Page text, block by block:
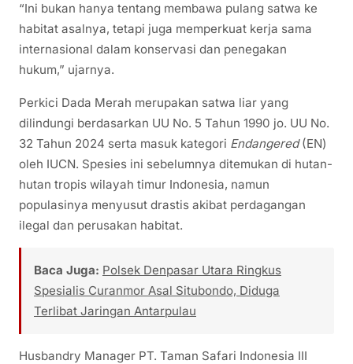
“Ini bukan hanya tentang membawa pulang satwa ke
habitat asalnya, tetapi juga memperkuat kerja sama
internasional dalam konservasi dan penegakan
hukum,” ujarnya.
Perkici Dada Merah merupakan satwa liar yang
dilindungi berdasarkan UU No. 5 Tahun 1990 jo. UU No.
32 Tahun 2024 serta masuk kategori Endangered(EN)
oleh IUCN. Spesies ini sebelumnya ditemukan di hutan-
hutan tropis wilayah timur Indonesia, namun
populasinya menyusut drastis akibat perdagangan
ilegal dan perusakan habitat.
Baca Juga: Polsek Denpasar Utara Ringkus
Spesialis Curanmor Asal Situbondo, Diduga
Terlibat Jaringan Antarpulau
Husbandry Manager PT. Taman Safari Indonesia III